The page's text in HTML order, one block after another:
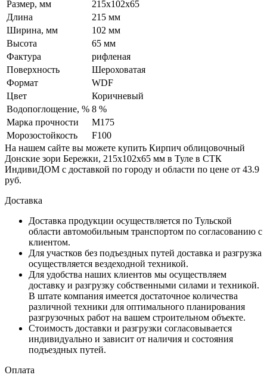
Размер, мм
215х102х65
Длина
215 мм
Ширина, мм
102 мм
Высота
65 мм
Фактура
рифленая
Поверхность
Шероховатая
Формат
WDF
Цвет
Коричневый
Водопоглощение, % 8 %
Марка прочности
М175
Морозостойкость
F100
На нашем сайте вы можете купить Кирпич облицовочный
Донские зори Бережки, 215х102х65 мм в Туле в СТК
ИндивиДОМ с доставкой по городу и области по цене от 43.9
руб.
Доставка
Доставка продукции осуществляется по Тульской
области автомобильным транспортом по согласованию с
клиентом.
Для участков без подъездных путей доставка и разгрузка
осуществляется вездеходной техникой.
Для удобства наших клиентов мы осуществляем
доставку и разгрузку собственными силами и техникой.
В штате компания имеется достаточное количества
различной техники для оптимального планирования
разгрузочных работ на вашем строительном объекте.
Стоимость доставки и разгрузки согласовывается
индивидуально и зависит от наличия и состояния
подъездных путей.
Оплата